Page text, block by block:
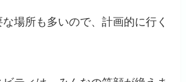
場所も多いので、計画的に行く